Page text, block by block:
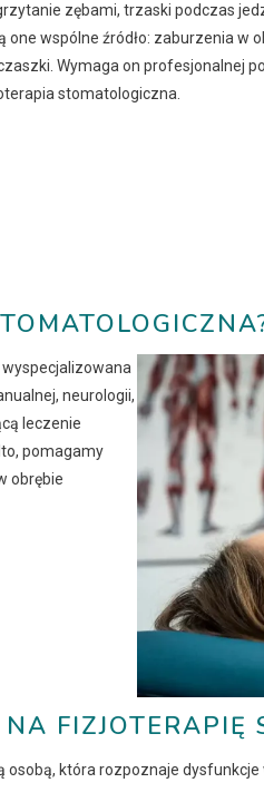
zębami, trzaski podczas
wspólne źródło: zaburzenia w
Wymaga on profesjonalnej
stomatologiczna.
neurologii,
leczenie
pomagamy
obrębie
FIZJOTERAPIĘ
osobą, która rozpoznaje